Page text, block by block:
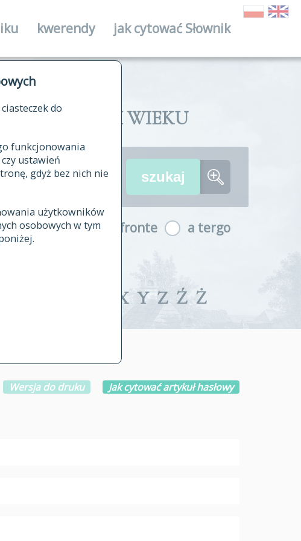
do
funkcjonowania
ustawień
gdyż bez nich nie
użytkowników
osobowych w tym
źródłowych
hasła
kwerendy jak cytować Słownik
XVII I XVIII WIEKU
a fronte a tergo
X Y Z Ź Ż
Wersja do druku Jak cytować artykuł hasłowy